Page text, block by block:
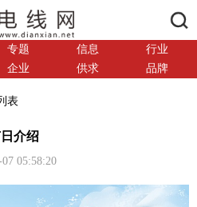
专题 信息
行业
企业 供求 品牌
表
介绍
05:58:20